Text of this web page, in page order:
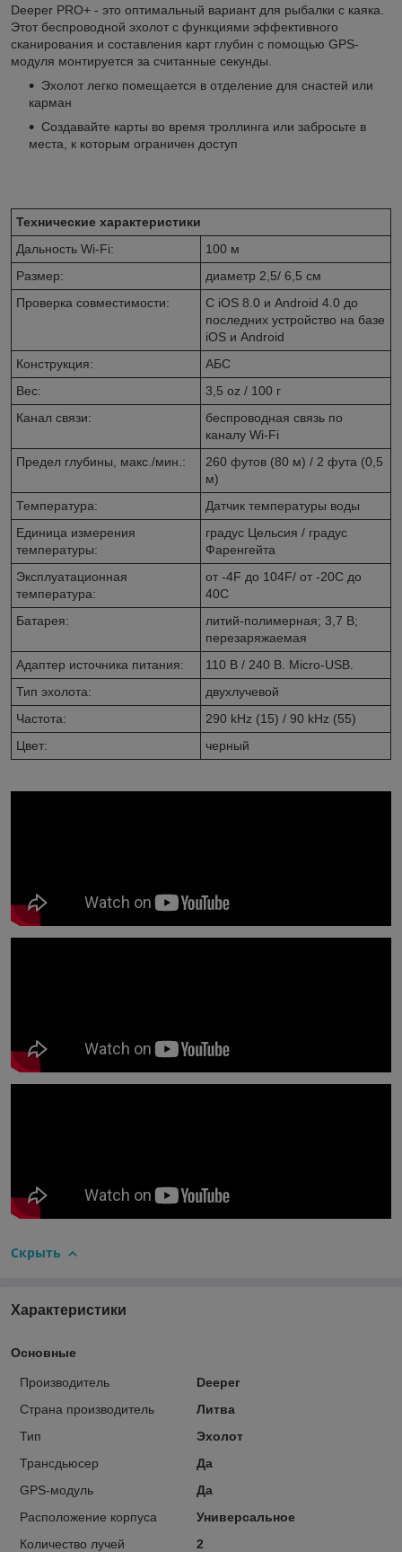
Deeper PRO+ - это оптимальный вариант для рыбалки с каяка.
Этот беспроводной эхолот с функциями эффективного
сканирования и составления карт глубин с помощью GPS-
модуля монтируется за считанные секунды.
Эхолот легко помещается в отделение для снастей или
карман
Создавайте карты во время троллинга или забросьте в
места, к которым ограничен доступ
Технические характеристики
Дальность Wi-Fi:
100 м
Размер:
диаметр 2,5/ 6,5 см
Проверка совместимости:
C iOS 8.0 и Android 4.0 до
последних устройство на базе
iOS и Android
Конструкция:
АБС
Вес:
3,5 oz / 100 г
Канал связи:
беспроводная связь по
каналу Wi-Fi
Предел глубины, макс./мин.:
260 футов (80 м) / 2 фута (0,5
м)
Температура:
Датчик температуры воды
Единица измерения
температуры:
градус Цельсия / градус
Фаренгейта
Эксплуатационная
температура:
от -4F до 104F/ от -20C до
40C
Батарея:
литий-полимерная; 3,7 В;
перезаряжаемая
Адаптер источника питания:
110 В / 240 В. Micro-USB.
Тип эхолота:
двухлучевой
Частота:
290 kHz (15) / 90 kHz (55)
Цвет:
черный
Скрыть
Характеристики
Основные
Производитель
Deeper
Страна производитель
Литва
Тип
Эхолот
Трансдьюсер
Да
GPS-модуль
Да
Расположение корпуса
Универсальное
Количество лучей
2